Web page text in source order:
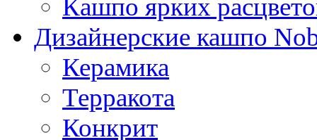
Кашпо ярких
Дизайнерские кашпо
Керамика
Терракота
Конкрит